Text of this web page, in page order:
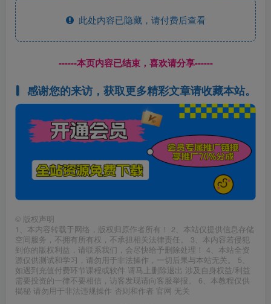
此处内容已隐藏，请付费后查看
------本页内容已结束，喜欢请分享------
感谢您的来访，获取更多精彩文章请收藏本站。
© 版权声明
1、本内容转载于网络，版权归原作者所有！ 2、本站仅提供信息存储
空间服务，不拥有所有权，不承担相关法律责任。 3、本内容若侵犯
到你的版权利益，请联系我们，会尽快给予删除处理！ 4、本站全资
源仅供测试和学习，请勿用于非法操作，一切后果与本站无关。 5、
如遇到充值付费环节课程或软件 请马上删除退出 涉及自身权益/利益
需要投资的一律不要相信，访客发现请向客服举报。 6、本教程仅供
揭秘 请勿用于非法违规操作 否则和作者 官网 无关